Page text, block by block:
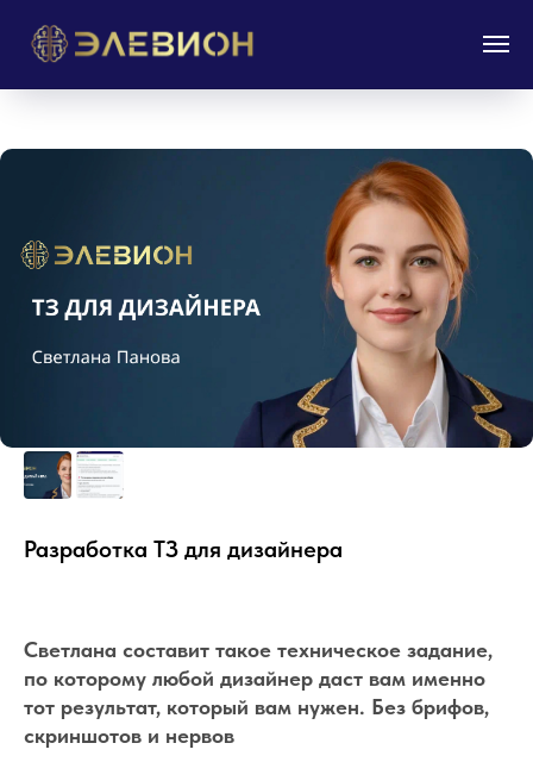
Разработка ТЗ для дизайнера
Светлана составит такое техническое задание,
по которому любой дизайнер даст вам именно
тот результат, который вам нужен. Без брифов,
скриншотов и нервов